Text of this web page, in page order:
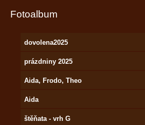
Fotoalbum
dovolena2025
prázdniny 2025
Aida, Frodo, Theo
Aida
štěňata - vrh G